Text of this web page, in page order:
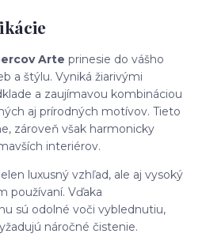
Arte prinesie do vášho
a štýlu. Vyniká žiarivými
a zaujímavou kombináciou
aj prírodných motívov. Tieto
zároveň však harmonicky
interiérov.
luxusný vzhľad, ale aj vysoký
používaní. Vďaka
sú odolné voči vyblednutiu,
náročné čistenie.